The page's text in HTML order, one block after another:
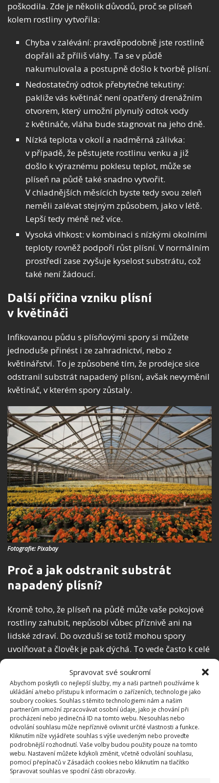
Spravovat své soukromí
Abychom poskytli co nejlepší služby, my a naši partneři používáme k
ukládání a/nebo přístupu k informacím o zařízeních, technologie jako
soubory cookies. Souhlas s těmito technologiemi nám a našim
partnerům umožní zpracovávat osobní údaje, jako je chování při
procházení nebo jedinečná ID na tomto webu. Nesouhlas nebo
odvolání souhlasu může nepříznivě ovlivnit určité vlastnosti a funkce.
Kliknutím níže vyjádřete souhlas s výše uvedeným nebo proveďte
podrobnější rozhodnutí. Vaše volby budou použity pouze na tomto
webu. Nastavení můžete kdykoli změnit, včetně odvolání souhlasu,
pomocí přepínačů v Zásadách cookies nebo kliknutím na tlačítko
Spravovat souhlas ve spodní části obrazovky.
poškodila. Zde je několik důvodů, proč se plíseň
kolem rostliny vytvořila:
Chyba v zalévání: pravděpodobně jste rostlině
dopřáli až příliš vláhy. Ta se v půdě
nakumulovala a postupně došlo k tvorbě plísní.
Nedostatečný odtok přebytečné tekutiny:
pakliže vás květináč není opatřený drenážním
otvorem, který umožní plynulý odtok vody
z květináče, vláha bude stagnovat na jeho dně.
Nízká teplota v okolí a nadměrná zálivka:
v případě, že pěstujete rostlinu venku a již
došlo k výraznému poklesu teplot, může se
plíseň na půdě také snadno vytvořit.
V chladnějších měsících byste tedy svou zeleň
neměli zalévat stejným způsobem, jako v létě.
Lepší tedy méně než více.
Vysoká vlhkost: v kombinaci s nízkými okolními
teploty rovněž podpoří růst plísní. V normálním
prostředí zase zvyšuje kyselost substrátu, což
také není žádoucí.
Další příčina vzniku plísní
v květináči
Infikovanou půdu s plísňovými spory si můžete
jednoduše přinést i ze zahradnictví, nebo z
květinářství. To je způsobené tím, že prodejce sice
odstranil substrát napadený plísní, avšak nevyměnil
květináč, v kterém spory zůstaly.
Fotografie: Pixabay
Proč a jak odstranit substrát
napadený plísní?
Kromě toho, že plíseň na půdě může vaše pokojové
rostliny zahubit, nepůsobí vůbec příznivě ani na
lidské zdraví. Do ovzduší se totiž mohou spory
uvolňovat a člověk je pak dýchá. To vede často k celé
řadě zdravotních obtíží. Je tedy důležité zasáhnout
Nutné je odstranit veškerý napadený substrát a
kořeny rostliny dezinfikovat v roztoku manganistanu
draselného. Také se zaměřte na čistotu květináče,
nebo truhlíku. Ideálně jej vyměňte, nebo také pečlivě
omyjte a vydezinfikujte standardními čistícími
prostředky s chlorem.